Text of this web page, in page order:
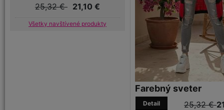
25,32 € 21,10 €
Všetky navštívené produkty
Farebný sveter
25,32 €
Detail